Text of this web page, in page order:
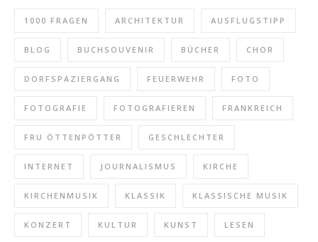
1000 FRAGEN ARCHITEKTUR AUSFLUGSTIPP
BLOG BUCHSOUVENIR BÜCHER CHOR
DORFSPAZIERGANG FEUERWEHR FOTO
FOTOGRAFIE FOTOGRAFIEREN FRANKREICH
FRU ÖTTENPÖTTER GESCHLECHTER
INTERNET JOURNALISMUS KIRCHE
KIRCHENMUSIK KLASSIK KLASSISCHE MUSIK
KONZERT KULTUR KUNST LESEN